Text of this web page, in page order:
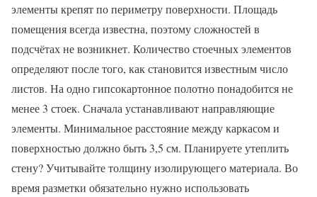
элементы крепят по периметру поверхности. Площадь
помещения всегда известна, поэтому сложностей в
подсчётах не возникнет. Количество стоечных элементов
определяют после того, как становится известным число
листов. На одно гипсокартонное полотно понадобится не
менее 3 стоек. Сначала устанавливают направляющие
элементы. Минимальное расстояние между каркасом и
поверхностью должно быть 3,5 см. Планируете утеплить
стену? Учитывайте толщину изолирующего материала. Во
время разметки обязательно нужно использовать